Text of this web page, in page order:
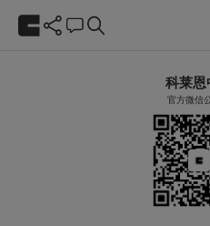
科莱恩
官方微信